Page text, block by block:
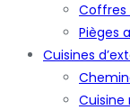
Coffres
Pièges
Cuisines
Cuisine